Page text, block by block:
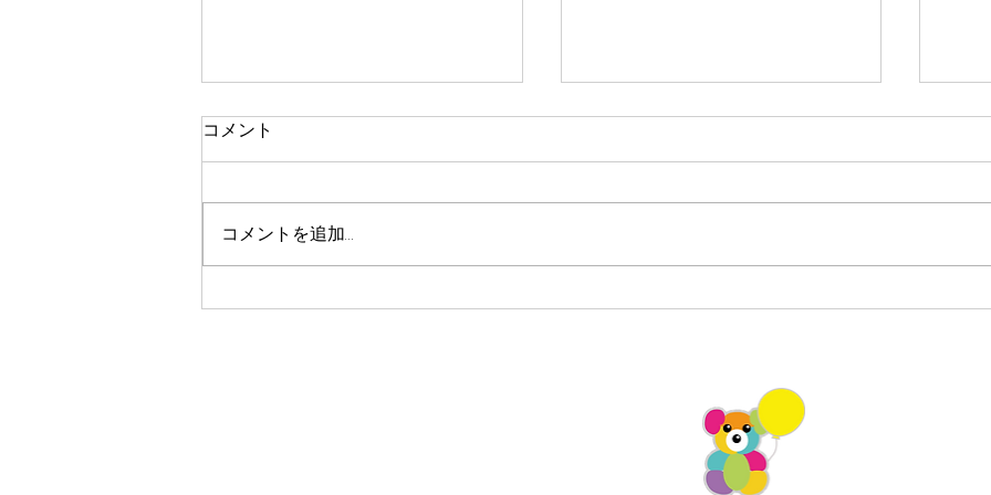
コメント
コメントを追加…